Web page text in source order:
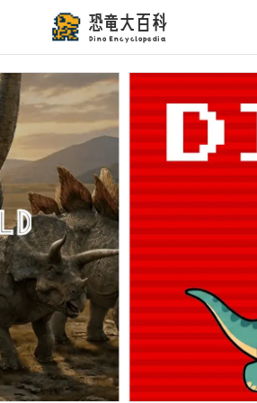
恐竜大百科
Dino Encyclopedia